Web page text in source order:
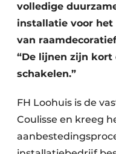
volledige
installatie voor het
van
“De lijnen zijn kort
schakelen.”
FH Loohuis is de
Coulisse en kreeg